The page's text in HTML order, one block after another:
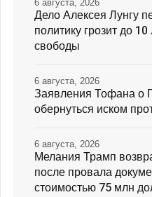
Дело Алексея Лунгу
политику грозит до
свободы
6 августа, 2026
Заявления Тофана о
обернуться иском
6 августа, 2026
Мелания Трамп
после провала
стоимостью 75 млн
6 августа, 2026